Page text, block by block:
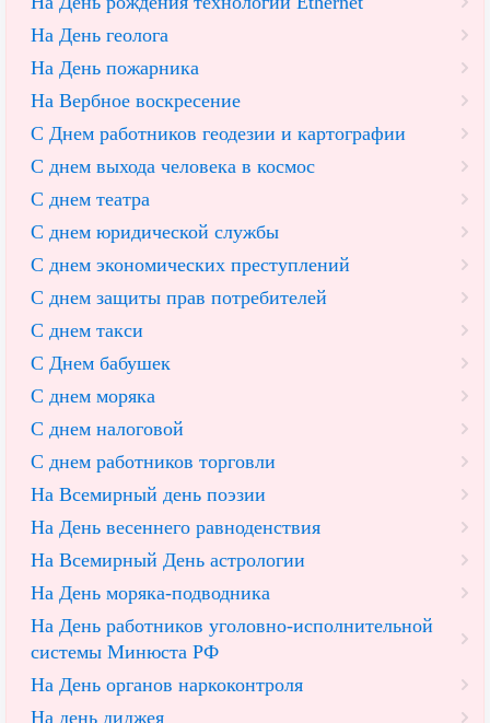
На День геолога
На День пожарника
На Вербное воскресение
С Днем работников геодезии и картографии
С днем выхода человека в космос
С днем театра
С днем юридической службы
С днем экономических преступлений
С днем защиты прав потребителей
С днем такси
С Днем бабушек
С днем моряка
С днем налоговой
С днем работников торговли
На Всемирный день поэзии
На День весеннего равноденствия
На Всемирный День астрологии
На День моряка-подводника
На День работников уголовно-исполнительной
системы Минюста РФ
На День органов наркоконтроля
На день диджея